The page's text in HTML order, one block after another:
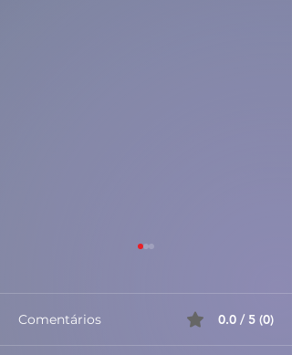
Comentários 0.0 / 5 (0)